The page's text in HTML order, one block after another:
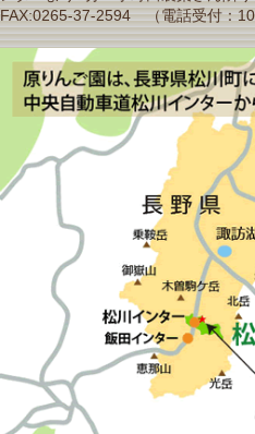
FAX:0265-37-2594 （電話受付：